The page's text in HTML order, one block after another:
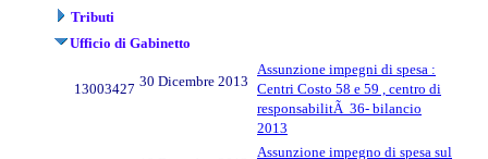
Tributi
Ufficio di Gabinetto
13003427 30 Dicembre 2013
Assunzione impegni di spesa :
Centri Costo 58 e 59 , centro di
responsabilitÃ 36- bilancio
2013
Assunzione impegno di spesa sul